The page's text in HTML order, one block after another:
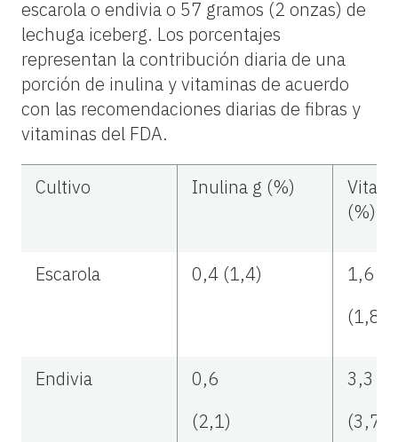
escarola o endivia o 57 gramos (2 onzas) de
lechuga iceberg. Los porcentajes
representan la contribución diaria de una
porción de inulina y vitaminas de acuerdo
con las recomendaciones diarias de fibras y
vitaminas del FDA.
Cultivo Inulina g (%)
(%)
Escarola 0,4 (1,4)
1,6
(1,8)
Endivia
0,6
(2,1)
3,3
(3,7)